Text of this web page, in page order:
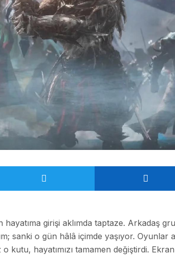
hayatıma girişi aklımda taptaze. Arkadaş
sanki o gün hâlâ içimde yaşıyor. Oyunlar
o kutu, hayatımızı tamamen değiştirdi.